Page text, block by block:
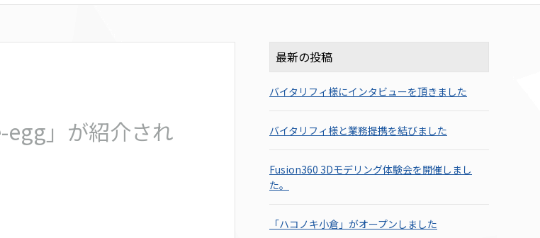
」が紹介され
最新の投稿
バイタリフィ様にインタビューを頂きました
バイタリフィ様と業務提携を結びました
Fusion360 3Dモデリング体験会を開催しまし
た。
「ハコノキ小倉」がオープンしました